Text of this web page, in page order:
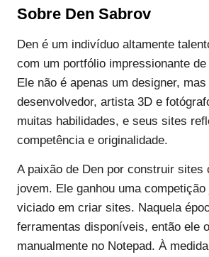
Sobre Den Sabrov
Den é um indivíduo altamente
com um portfólio impressionante
Ele não é apenas um designer,
desenvolvedor, artista 3D e
muitas habilidades, e seus sites
competência e originalidade.
A paixão de Den por construir sites
jovem. Ele ganhou uma
viciado em criar sites. Naquela
ferramentas disponíveis, então ele
manualmente no Notepad. À